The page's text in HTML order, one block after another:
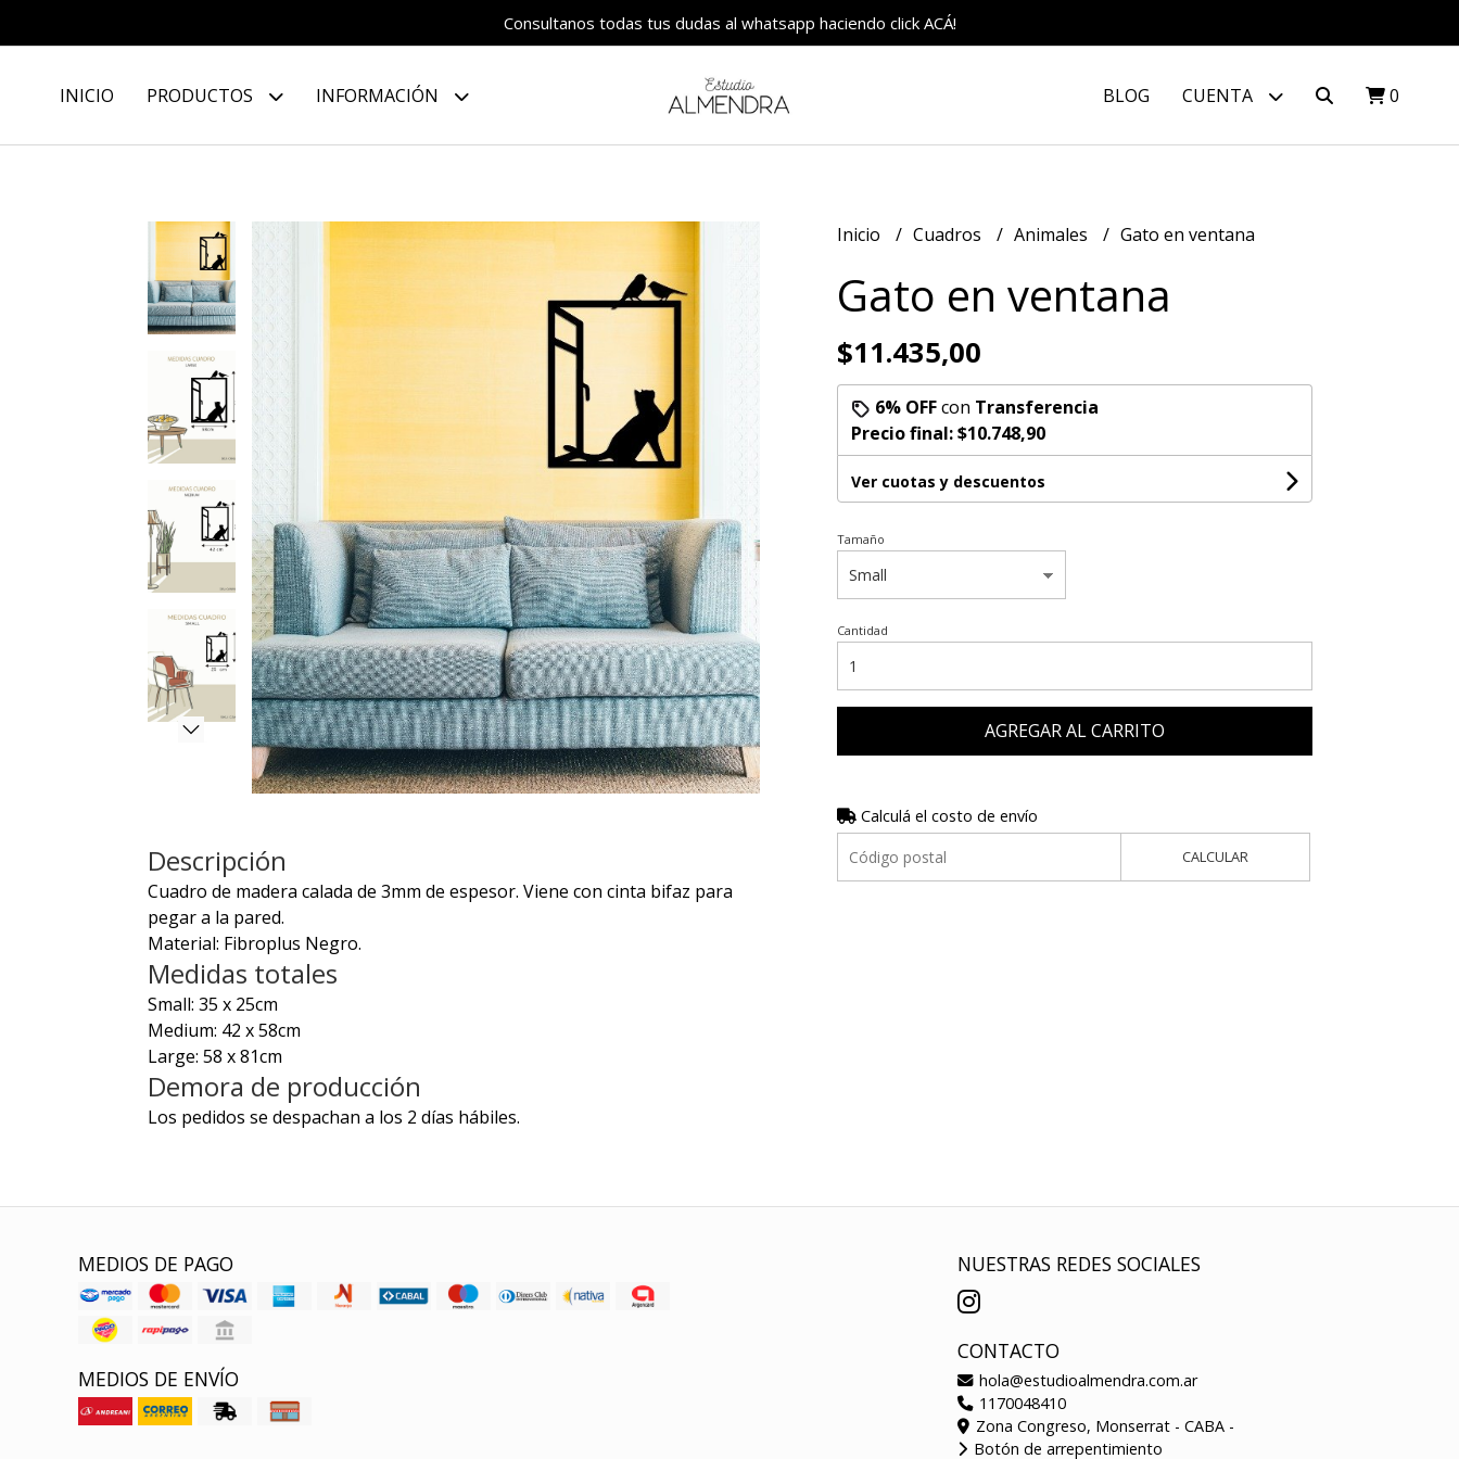
Consultanos todas tus dudas al whatsapp haciendo click ACÁ!
INICIO PRODUCTOS INFORMACIÓN BLOG CUENTA 0
Descripción
Cuadro de madera calada de 3mm de espesor. Viene con cinta bifaz para
pegar a la pared.
Material: Fibroplus Negro.
Medidas totales
Small: 35 x 25cm
Medium: 42 x 58cm
Large: 58 x 81cm
Demora de producción
Los pedidos se despachan a los 2 días hábiles.
Inicio Cuadros Animales Gato en ventana
Gato en ventana
$11.435,00
6% OFFcon Transferencia
Precio final:$10.748,90
Ver cuotas y descuentos
Tamaño
Cantidad
AGREGAR AL CARRITO
Calculá el costo de envío
CALCULAR
MEDIOS DE PAGO
MEDIOS DE ENVÍO
NUESTRAS REDES SOCIALES
CONTACTO
hola@estudioalmendra.com.ar
1170048410
Zona Congreso, Monserrat - CABA -
Botón de arrepentimiento